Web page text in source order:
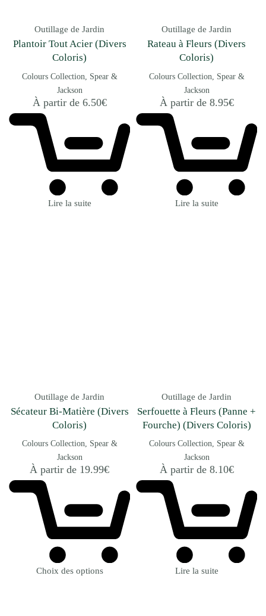
Outillage de Jardin
Plantoir Tout Acier (Divers
Coloris)
Colours Collection
Spear &
Jackson
À partir de 6.50€
Lire la suite
Outillage de Jardin
Rateau à Fleurs (Divers
Coloris)
Colours Collection
Spear &
Jackson
À partir de 8.95€
Lire la suite
Outillage de Jardin
Sécateur Bi-Matière (Divers
Coloris)
Colours Collection
Spear &
Jackson
À partir de 19.99€
Choix des options
Outillage de Jardin
Serfouette à Fleurs (Panne +
Fourche) (Divers Coloris)
Colours Collection
Spear &
Jackson
À partir de 8.10€
Lire la suite